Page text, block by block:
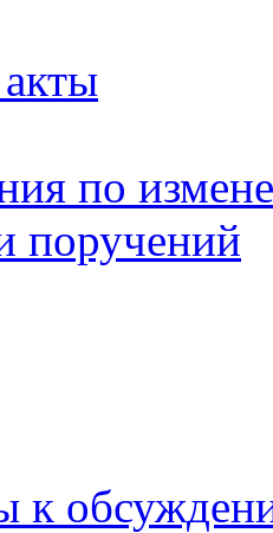
по
поручений
к